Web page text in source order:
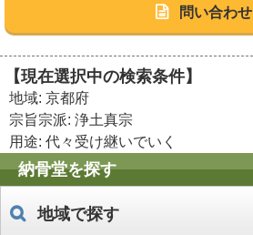
問い合わせ
【現在選択中の検索条件】
地域: 京都府
宗旨宗派: 浄土真宗
用途: 代々受け継いでいく
納骨堂を探す
地域で探す